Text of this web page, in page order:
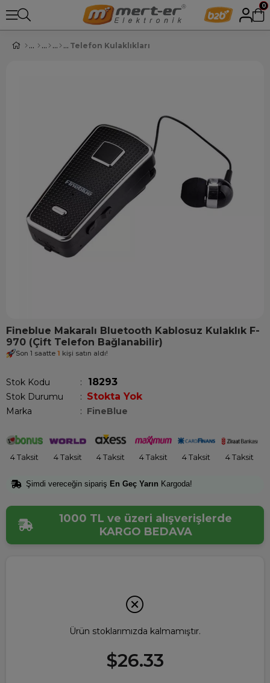
0
Telefon Kulaklıkları
Fineblue Makaralı Bluetooth Kablosuz Kulaklık F-
970 (Çift Telefon Bağlanabilir)
Son 1 saatte 1 kişi satın aldı!
Stok Kodu 18293
Stok Durumu : Stokta Yok
Marka : FineBlue
4 Taksit 4 Taksit 4 Taksit 4 Taksit 4 Taksit 4 Taksit
Şimdi vereceğin sipariş En Geç Yarın Kargoda!
1000 TL ve üzeri alışverişlerde
KARGO BEDAVA
Ürün stoklarımızda kalmamıştır.
$26.33